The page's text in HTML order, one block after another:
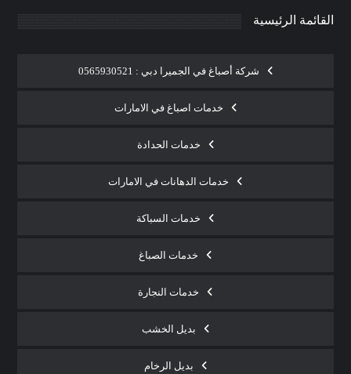
القائمة الرئيسية
شركة أصباغ في الجميرا دبي : 0565930521
خدمات اصباغ في الامارات
خدمات الحدادة
خدمات الدهانات في الامارات
خدمات السباكة
خدمات الصباغ
خدمات النجارة
بديل الخشب
بديل الرخام